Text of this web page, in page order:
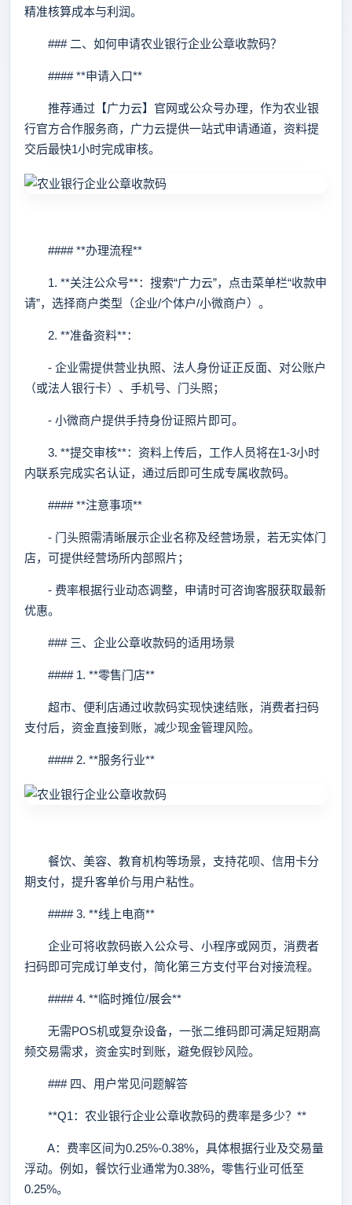
精准核算成本与利润。
### 二、如何申请农业银行企业公章收款码？
#### **申请入口**
推荐通过【广力云】官网或公众号办理，作为农业银
行官方合作服务商，广力云提供一站式申请通道，资料提
交后最快1小时完成审核。
#### **办理流程**
1. **关注公众号**：搜索“广力云”，点击菜单栏“收款申
请”，选择商户类型（企业/个体户/小微商户）。
2. **准备资料**：
- 企业需提供营业执照、法人身份证正反面、对公账户
（或法人银行卡）、手机号、门头照；
- 小微商户提供手持身份证照片即可。
3. **提交审核**：资料上传后，工作人员将在1-3小时
内联系完成实名认证，通过后即可生成专属收款码。
#### **注意事项**
- 门头照需清晰展示企业名称及经营场景，若无实体门
店，可提供经营场所内部照片；
- 费率根据行业动态调整，申请时可咨询客服获取最新
优惠。
### 三、企业公章收款码的适用场景
#### 1. **零售门店**
超市、便利店通过收款码实现快速结账，消费者扫码
支付后，资金直接到账，减少现金管理风险。
#### 2. **服务行业**
餐饮、美容、教育机构等场景，支持花呗、信用卡分
期支付，提升客单价与用户粘性。
#### 3. **线上电商**
企业可将收款码嵌入公众号、小程序或网页，消费者
扫码即可完成订单支付，简化第三方支付平台对接流程。
#### 4. **临时摊位/展会**
无需POS机或复杂设备，一张二维码即可满足短期高
频交易需求，资金实时到账，避免假钞风险。
### 四、用户常见问题解答
**Q1：农业银行企业公章收款码的费率是多少？**
A：费率区间为0.25%-0.38%，具体根据行业及交易量
浮动。例如，餐饮行业通常为0.38%，零售行业可低至
0.25%。